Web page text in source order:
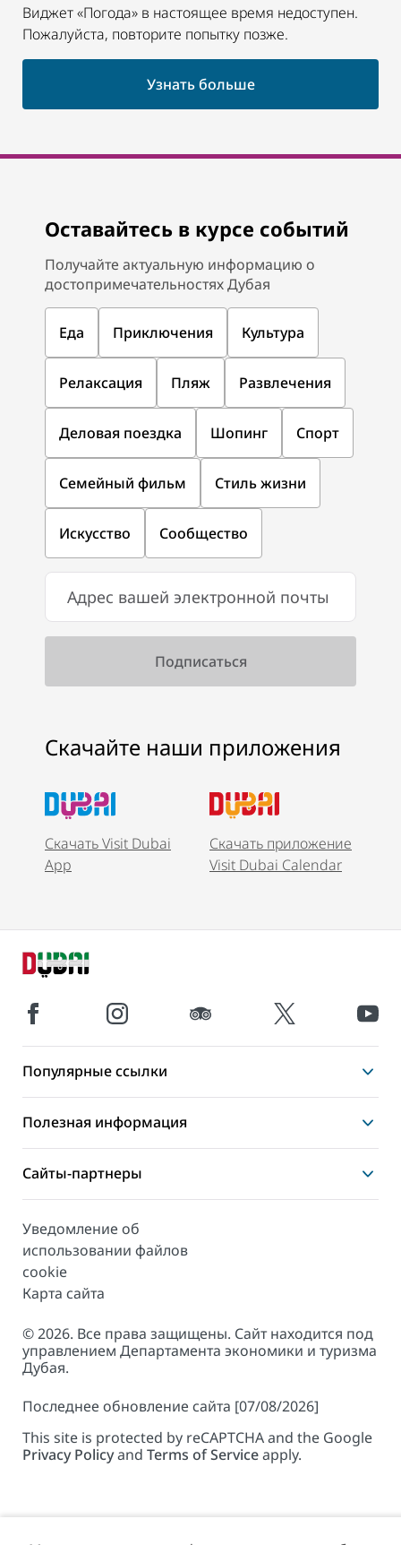
Виджет «Погода» в настоящее время недоступен.
Пожалуйста, повторите попытку позже.
Узнать больше
Оставайтесь в курсе событий
Получайте актуальную информацию о
достопримечательностях Дубая
Еда Приключения Культура
Релаксация Пляж Развлечения
Деловая поездка Шопинг Спорт
Семейный фильм Стиль жизни
Искусство Сообщество
Скачайте наши приложения
Скачать Visit Dubai
App
Скачать приложение
Visit Dubai Calendar
Популярные ссылки
Полезная информация
Сайты-партнеры
Уведомление об
использовании файлов
cookie
Карта сайта
© 2026. Все права защищены. Сайт находится под
управлением Департамента экономики и туризма
Дубая.
Последнее обновление сайта [07/08/2026]
This site is protected by reCAPTCHA and the Google
Privacy Policyand Terms of Serviceapply.